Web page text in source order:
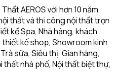
AEROS với hơn 10 năm
thất và thi công nội thất trọn
kế Spa, Nhà hàng, khách
kế shop, Showroom kinh
sữa, Siêu thị, Gian hàng,
thất nhà phố, Nội thất biệt thự,